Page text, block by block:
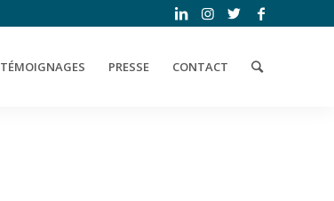
TÉMOIGNAGES PRESSE CONTACT